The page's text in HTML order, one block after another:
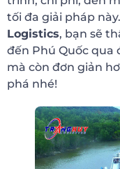
tối đa giải pháp
Logistics, bạn sẽ
đến Phú Quốc qua
mà còn đơn giản
phá nhé!